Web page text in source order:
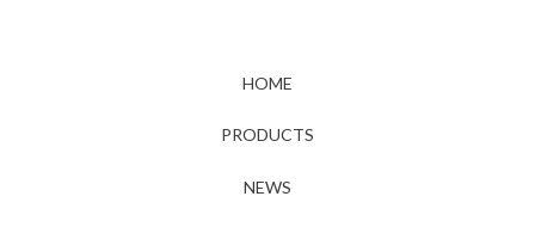
HOME
PRODUCTS
NEWS